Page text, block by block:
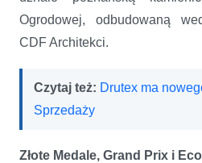
Ogrodowej, odbudowaną
CDF Architekci.
Czytaj też: Drutex ma
Sprzedaży
Złote Medale, Grand Prix i